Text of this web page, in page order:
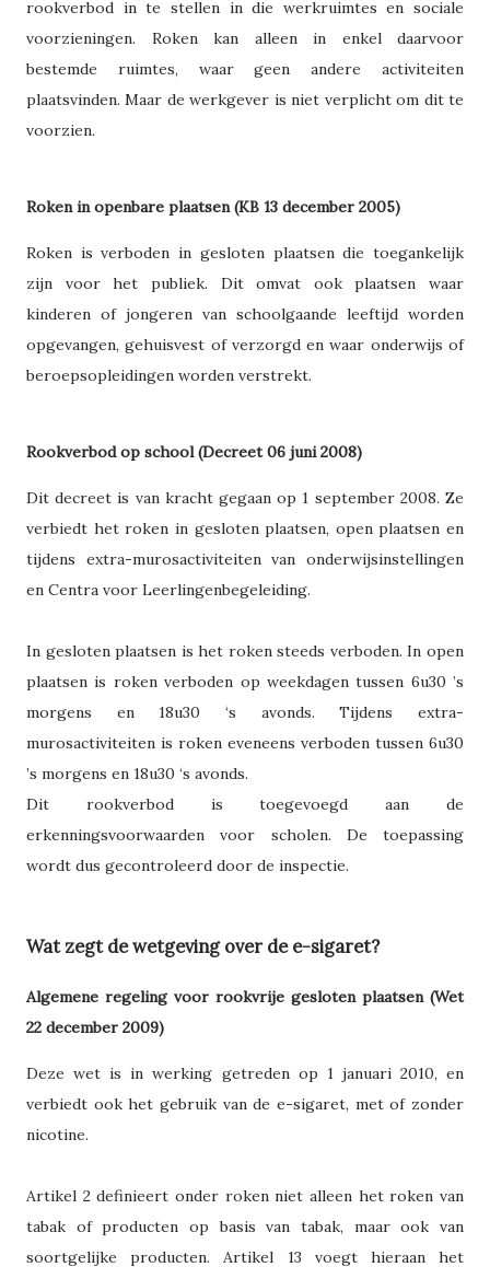
rookverbod in te stellen in die werkruimtes en sociale
voorzieningen. Roken kan alleen in enkel daarvoor
bestemde ruimtes, waar geen andere activiteiten
plaatsvinden. Maar de werkgever is niet verplicht om dit te
voorzien.
Roken in openbare plaatsen (KB 13 december 2005)
Roken is verboden in gesloten plaatsen die toegankelijk
zijn voor het publiek. Dit omvat ook plaatsen waar
kinderen of jongeren van schoolgaande leeftijd worden
opgevangen, gehuisvest of verzorgd en waar onderwijs of
beroepsopleidingen worden verstrekt.
Rookverbod op school (Decreet 06 juni 2008)
Dit decreet is van kracht gegaan op 1 september 2008. Ze
verbiedt het roken in gesloten plaatsen, open plaatsen en
tijdens extra-murosactiviteiten van onderwijsinstellingen
en Centra voor Leerlingenbegeleiding.
In gesloten plaatsen is het roken steeds verboden. In open
plaatsen is roken verboden op weekdagen tussen 6u30 ’s
morgens en 18u30 ‘s avonds. Tijdens extra-
murosactiviteiten is roken eveneens verboden tussen 6u30
’s morgens en 18u30 ‘s avonds.
Dit rookverbod is toegevoegd aan de
erkenningsvoorwaarden voor scholen. De toepassing
wordt dus gecontroleerd door de inspectie.
Wat zegt de wetgeving over de e-sigaret?
Algemene regeling voor rookvrije gesloten plaatsen (Wet
22 december 2009)
Deze wet is in werking getreden op 1 januari 2010, en
verbiedt ook het gebruik van de e-sigaret, met of zonder
nicotine.
Artikel 2 definieert onder roken niet alleen het roken van
tabak of producten op basis van tabak, maar ook van
soortgelijke producten. Artikel 13 voegt hieraan het